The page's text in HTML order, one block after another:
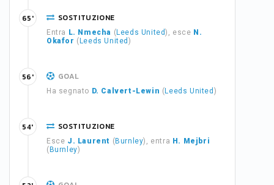
SOSTITUZIONE
Entra L. Nmecha ( Leeds United), esce N.
Okafor ( Leeds United)
65'
GOAL
Ha segnato D. Calvert-Lewin ( Leeds United )
56'
SOSTITUZIONE
Esce J. Laurent ( Burnley), entra H. Mejbri
( Burnley)
54'